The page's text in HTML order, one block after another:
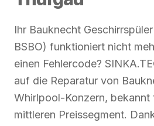
Ihr Bauknecht
BSBO) funktioniert nicht
einen Fehlercode?
auf die Reparatur von
Whirlpool-Konzern, bekannt
mittleren Preissegment.